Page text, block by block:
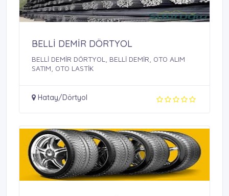
BELLİ DEMİR DÖRTYOL
BELLİ DEMİR DÖRTYOL, BELLİ DEMİR, OTO ALIM
SATIM, OTO LASTİK
Hatay/Dörtyol